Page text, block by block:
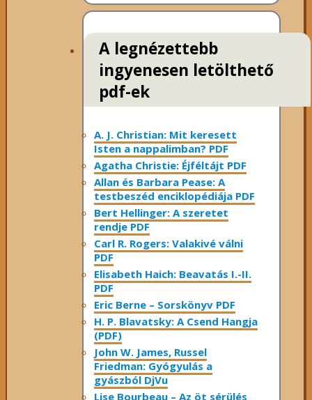
A legnézettebb
ingyenesen letölthető
pdf-ek
A. J. Christian: Mit keresett
Isten a nappalimban? PDF
Agatha Christie: Éjféltájt PDF
Allan és Barbara Pease: A
testbeszéd enciklopédiája PDF
Bert Hellinger: A ​szeretet
rendje PDF
Carl R. Rogers: Valakivé válni
PDF
Elisabeth Haich: Beavatás I.-II.
PDF
Eric Berne – Sorskönyv PDF
H. P. Blavatsky: A Csend Hangja
(PDF)
John W. James, Russel
Friedman: Gyógyulás a
gyászból DjVu
Lise Bourbeau – Az öt sérülés